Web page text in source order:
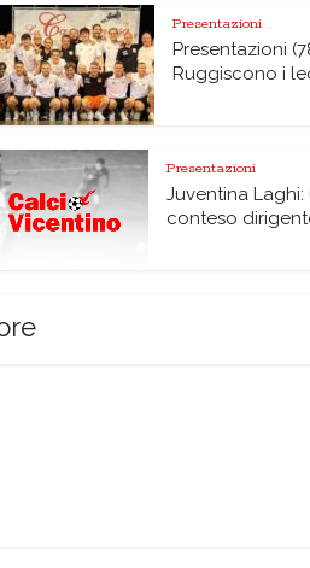
Presentazioni
Presentazioni
Ruggiscono i
Presentazioni
Juventina
conteso